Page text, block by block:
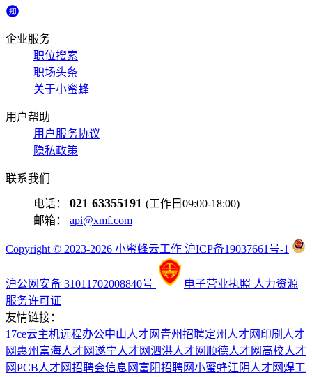
企业服务
职位搜索
职场头条
关于小蜜蜂
用户帮助
用户服务协议
隐私政策
联系我们
电话： 021 63355191 (工作日09:00-18:00)
邮箱： api@xmf.com
Copyright © 2023-2026 小蜜蜂云工作 沪ICP备19037661号-1
沪公网安备 31011702008840号 电子营业执照 人力资源
服务许可证
友情链接：
17ce云主机远程办公中山人才网 青州招聘定州人才网 印刷人才
网 惠州富海人才网遂宁人才网泗洪人才网 顺德人才网 高校人才
网PCB人才网招聘会信息网 富阳招聘网小蜜蜂江阴人才网焊工